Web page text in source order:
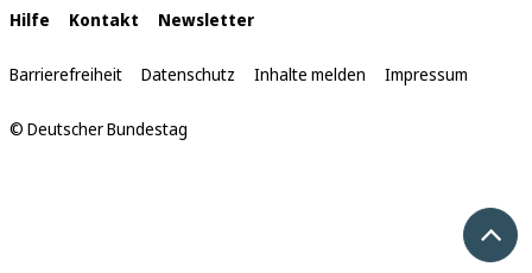
Interne
Links
Hilfe Kontakt Newsletter
Barrierefreiheit Datenschutz Inhalte melden Impressum
© Deutscher Bundestag